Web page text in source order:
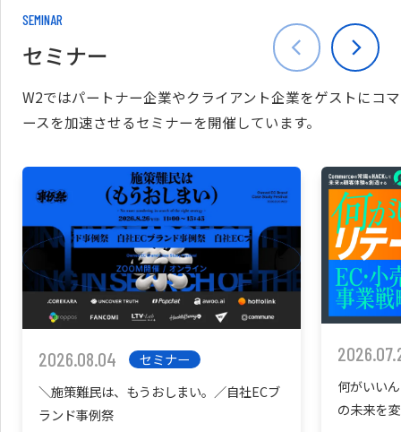
SEMINAR
セミナー
W2ではパートナー企業やクライアント企業をゲストにコマ
ースを加速させるセミナーを開催しています。
2026.08.04
セミナー
＼施策難民は、もうおしまい。／自社ECブ
ランド事例祭
何がいい
の未来を